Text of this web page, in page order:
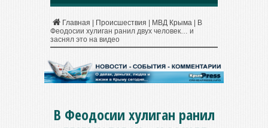
Главная Происшествия МВД Крыма
В
Феодосии хулиган ранил двух человек… и
заснял это на видео
В Феодосии хулиган ранил